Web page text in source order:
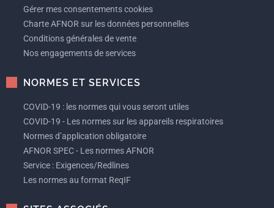
Gérer mes consentements cookies
Charte AFNOR sur les données personnelles
Conditions générales de vente
Nos engagements de services
NORMES ET SERVICES
COVID-19 : les normes qui vous seront utiles
COVID-19 - Les normes sur les appareils respiratoires
Normes d’application obligatoire
AFNOR SPEC - Les normes AFNOR
Service : Exigences/Redlines
Les normes au format ReqIF